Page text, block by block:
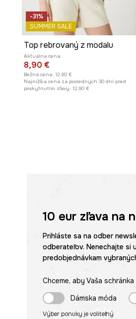
-31%
SUMMER SALE
Top rebrovaný z modalu
Aktuálna cena:
8,90 €
Bežná cena: 12,90 €
Najnižšia cena za posledných 30 dní pred
poskytnutím zľavy: 12,90 €
10 eurzľava na
Prihláste sa na odber
odberateľov. Nenechajte si
predobjednávkam
Chceme, aby Vaša
Dámska móda
Výber ponuky je voliteľný